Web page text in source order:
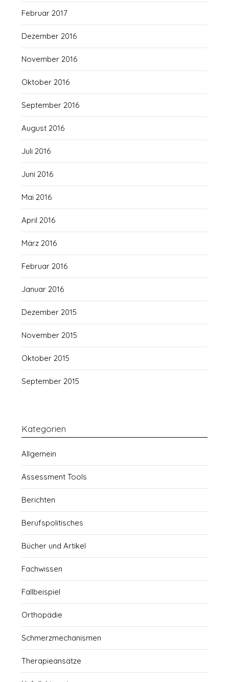
Februar 2017
Dezember 2016
November 2016
Oktober 2016
September 2016
August 2016
Juli 2016
Juni 2016
Mai 2016
April 2016
März 2016
Februar 2016
Januar 2016
Dezember 2015
November 2015
Oktober 2015
September 2015
Kategorien
Allgemein
Assessment Tools
Berichten
Berufspolitisches
Bücher und Artikel
Fachwissen
Fallbeispiel
Orthopädie
Schmerzmechanismen
Therapieansätze